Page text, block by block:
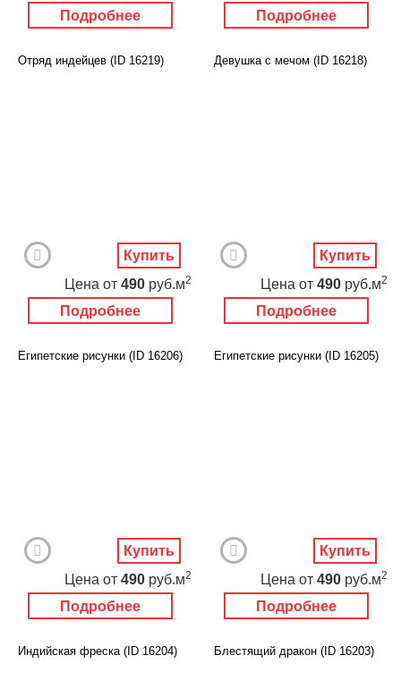
Подробнее Подробнее
Отряд индейцев (ID 16219)
Подробнее
Цена от 490 руб.м2
Купить
Девушка с мечом (ID 16218)
Подробнее
Цена от 490 руб.м2
Купить
Египетские рисунки (ID 16206)
Подробнее
Цена от 490 руб.м2
Купить
Египетские рисунки (ID 16205)
Подробнее
Цена от 490 руб.м2
Купить
Индийская фреска (ID 16204) Блестящий дракон (ID 16203)